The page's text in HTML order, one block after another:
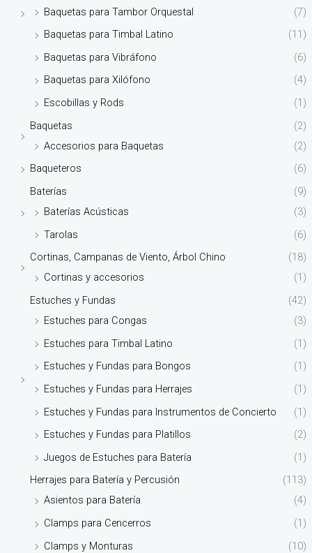
Baquetas para Tambor Orquestal
(7)
Baquetas para Timbal Latino
(11)
Baquetas para Vibráfono
(6)
Baquetas para Xilófono
(4)
Escobillas y Rods
(1)
Baquetas
(2)
Accesorios para Baquetas
(2)
Baqueteros
(6)
Baterías
(9)
Baterías Acústicas
(3)
Tarolas
(6)
Cortinas, Campanas de Viento, Árbol Chino
(18)
Cortinas y accesorios
(1)
Estuches y Fundas
(42)
Estuches para Congas
(3)
Estuches para Timbal Latino
(1)
Estuches y Fundas para Bongos
(1)
Estuches y Fundas para Herrajes
(1)
Estuches y Fundas para Instrumentos de Concierto
(1)
Estuches y Fundas para Platillos
(2)
Juegos de Estuches para Batería
(1)
Herrajes para Batería y Percusión
(113)
Asientos para Batería
(4)
Clamps para Cencerros
(1)
Clamps y Monturas
(10)